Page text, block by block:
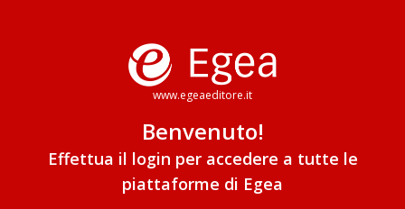
www.egeaeditore.it
Benvenuto!
Effettua il login per accedere a tutte le
piattaforme di Egea